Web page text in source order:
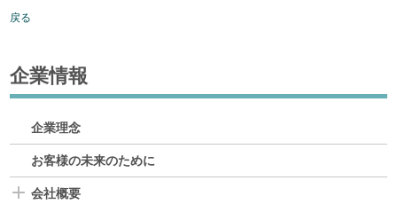
企業情報
企業理念
お客様の未来のために
会社概要
戻る